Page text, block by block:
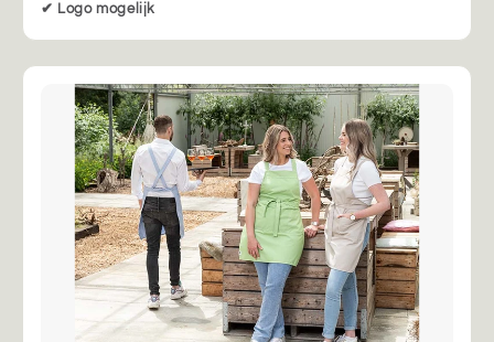
✔ Logo mogelijk